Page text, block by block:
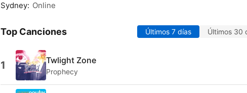
Sydney: Online
Top Canciones Últimos 7 días Últimos 30
1 Twlight Zone
Prophecy